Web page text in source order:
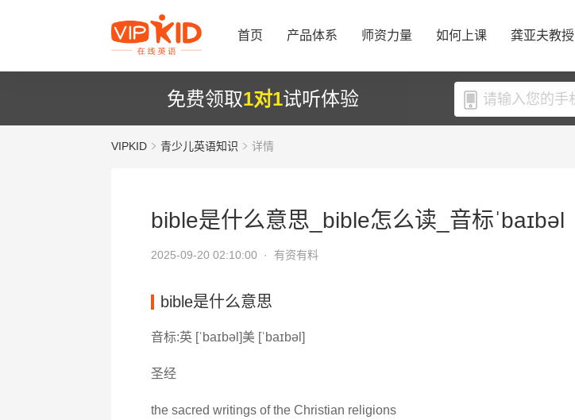
首页 产品体系 师资力量 如何上课 龚亚夫教授
免费领取1对1试听体验
VIPKID 青少儿英语知识 详情
bible是什么意思_bible怎么读_音标ˈbaɪbəl
2025-09-20 02:10:00 · 有资有料
bible是什么意思
音标:英 [ˈbaɪbəl]美 [ˈbaɪbəl]
圣经
the sacred writings of the Christian religions